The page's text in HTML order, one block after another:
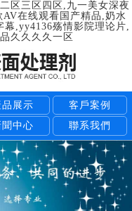
区三区四区,九一美女深夜
在线观看国产精品,奶水
,yy4136殇情影院理论片,
久久久久一区
品展示
客戶案例
聞中心 聯系我們